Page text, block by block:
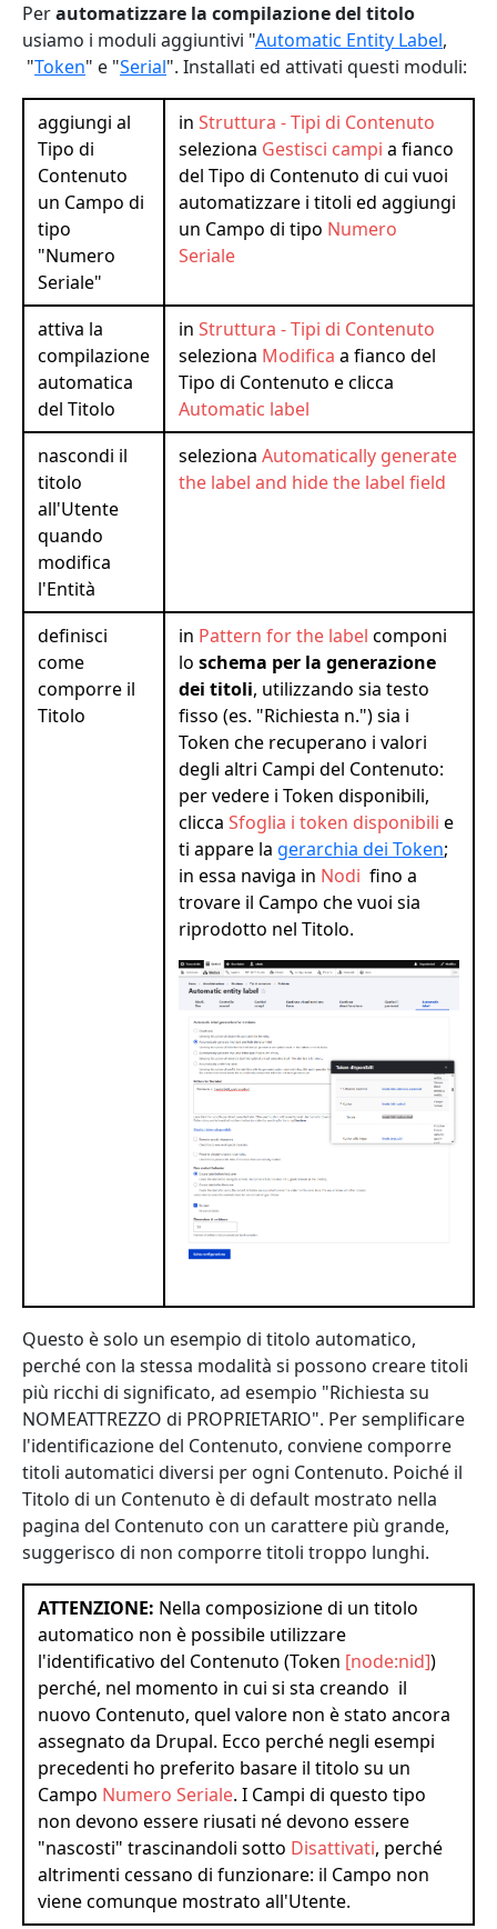
Perautomatizzare la compilazione del titolo
usiamo i moduli aggiuntivi "Automatic Entity Label,
"Token" e "Serial". Installati ed attivati questi moduli:
aggiungi al
Tipo di
Contenuto
un Campo di
tipo
"Numero
Seriale"
in Struttura - Tipi di Contenuto
seleziona Gestisci campi a fianco
del Tipo di Contenuto di cui vuoi
automatizzare i titoli ed aggiungi
un Campo di tipo Numero
Seriale
attiva la
compilazione
automatica
del Titolo
in Struttura - Tipi di Contenuto
seleziona Modifica a fianco del
Tipo di Contenuto e clicca
Automatic label
nascondi il
titolo
all'Utente
quando
modifica
l'Entità
seleziona Automatically generate
the label and hide the label field
definisci
come
comporre il
Titolo
in Pattern for the label componi
lo schema per la generazione
dei titoli, utilizzando sia testo
fisso (es. "Richiesta n.") sia i
Token che recuperano i valori
degli altri Campi del Contenuto:
per vedere i Token disponibili,
clicca Sfoglia i token disponibili e
ti appare la gerarchia dei Token;
in essa naviga in Nodi fino a
trovare il Campo che vuoi sia
riprodotto nel Titolo.
Questo è solo un esempio di titolo automatico,
perché con la stessa modalità si possono creare titoli
più ricchi di significato, ad esempio "Richiesta su
NOMEATTREZZO di PROPRIETARIO". Per semplificare
l'identificazione del Contenuto, conviene comporre
titoli automatici diversi per ogni Contenuto. Poiché il
Titolo di un Contenuto è di default mostrato nella
pagina del Contenuto con un carattere più grande,
suggerisco di non comporre titoli troppo lunghi.
ATTENZIONE: Nella composizione di un titolo
automatico non è possibile utilizzare
l'identificativo del Contenuto (Token [node:nid])
perché, nel momento in cui si sta creando il
nuovo Contenuto, quel valore non è stato ancora
assegnato da Drupal. Ecco perché negli esempi
precedenti ho preferito basare il titolo su un
Campo Numero Seriale. I Campi di questo tipo
non devono essere riusati né devono essere
"nascosti" trascinandoli sotto Disattivati, perché
altrimenti cessano di funzionare: il Campo non
viene comunque mostrato all'Utente.